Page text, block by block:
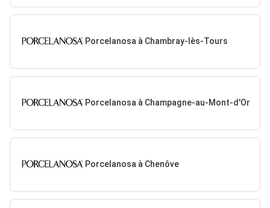
Porcelanosa à Chambray-lès-Tours
Porcelanosa à Champagne-au-Mont-d'Or
Porcelanosa à Chenôve